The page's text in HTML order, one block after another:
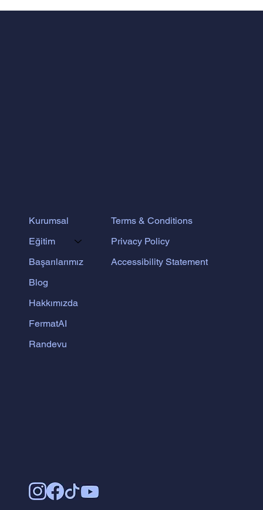
Kurumsal
Eğitim
Başarılarımız
Blog
Hakkımızda
FermatAI
Randevu
Terms & Conditions
Privacy Policy
Accessibility Statement